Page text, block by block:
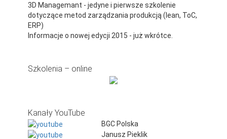
3D Managemant - jedyne i pierwsze szkolenie
dotyczące metod zarządzania produkcją (lean, ToC,
ERP)
Informacje o nowej edycji 2015 - już wkrótce.
Szkolenia – online
Kanały YouTube
BGC Polska
Janusz Pieklik